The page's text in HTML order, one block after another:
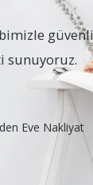
güvenli
sunuyoruz.
Eve Nakliyat